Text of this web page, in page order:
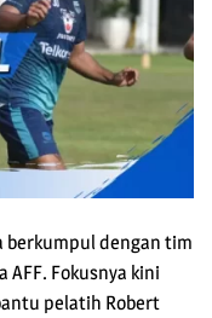
berkumpul dengan tim
AFF. Fokusnya kini
pelatih Robert